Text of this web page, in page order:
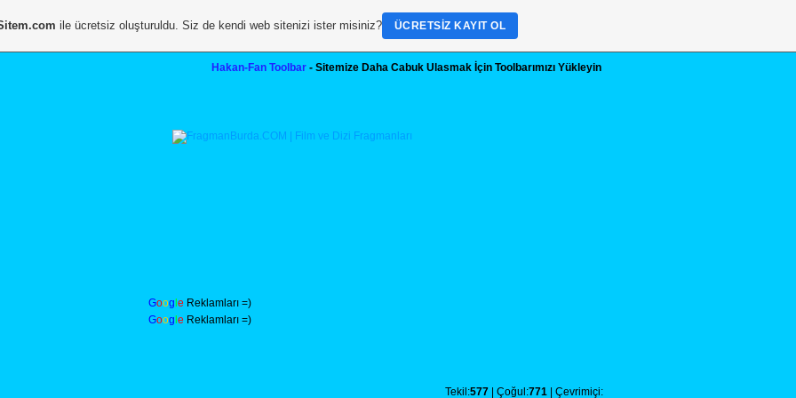
Hakan-Fan Toolbar - Sitemize Daha Cabuk Ulasmak İçin Toolbarımızı Yükleyin
Goog e Reklamları =)
Goog e Reklamları =)
Tekil:577 | Çoğul:771 | Çevrimiçi:
ile ücretsiz oluşturuldu. Siz de kendi web sitenizi ister misiniz? ÜCRETSIZ KAYIT OL